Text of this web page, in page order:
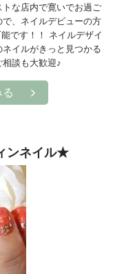
な店内で寛いでお過ご
、ネイルデビューの方
です！！ ネイルデザイ
イルがきっと見つかる
談も大歓迎♪
ンネイル★